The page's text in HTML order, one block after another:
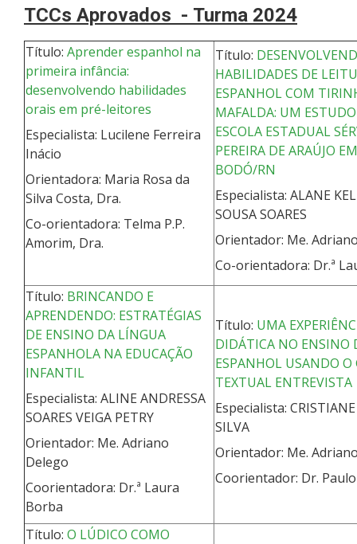
TCCs Aprovados - Turma 2024
Título: Aprender espanhol na
primeira infância:
desenvolvendo habilidades
orais em pré-leitores
Especialista: Lucilene Ferreira
Inácio
Orientadora: Maria Rosa da
Silva Costa, Dra.
Co-orientadora: Telma P.P.
Amorim, Dra.
Título:
HABILIDADES DE
ESPANHOL COM
MAFALDA: UM
ESCOLA ESTADUAL
PEREIRA DE ARAÚJO EM
BODÓ/RN
Especialista: ALANE
SOUSA SOARES
Orientador: Me.
Co-orientadora: Dr.ª
Título: BRINCANDO E
APRENDENDO: ESTRATÉGIAS
DE ENSINO DA LÍNGUA
ESPANHOLA NA EDUCAÇÃO
INFANTIL
Especialista: ALINE ANDRESSA
SOARES VEIGA PETRY
Orientador: Me. Adriano
Delego
Coorientadora: Dr.ª Laura
Borba
Título: UMA
DIDÁTICA NO ENSINO
ESPANHOL USANDO O
TEXTUAL ENTREVISTA
Especialista:
SILVA
Orientador: Me.
Coorientador: Dr.
Título: O LÚDICO COMO